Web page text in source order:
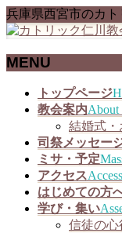
兵庫県西宮市のカト
MENU
トップページ
教会案内About
結婚式・
司祭メッセー
ミサ・予定
アクセスAccess
はじめての方
学び・集い
信徒の心